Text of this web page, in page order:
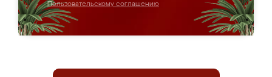
Пользовательскому соглашению